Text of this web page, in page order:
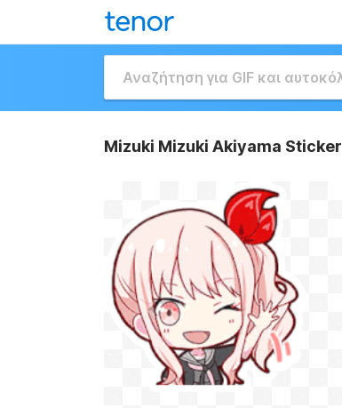
Mizuki Mizuki Akiyama Sticker